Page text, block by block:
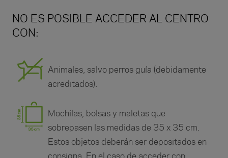
NO ES POSIBLE ACCEDER AL CENTRO
CON:
Animales, salvo perros guía (debidamente
acreditados).
Mochilas, bolsas y maletas que
sobrepasen las medidas de 35 x 35 cm.
Estos objetos deberán ser depositados en